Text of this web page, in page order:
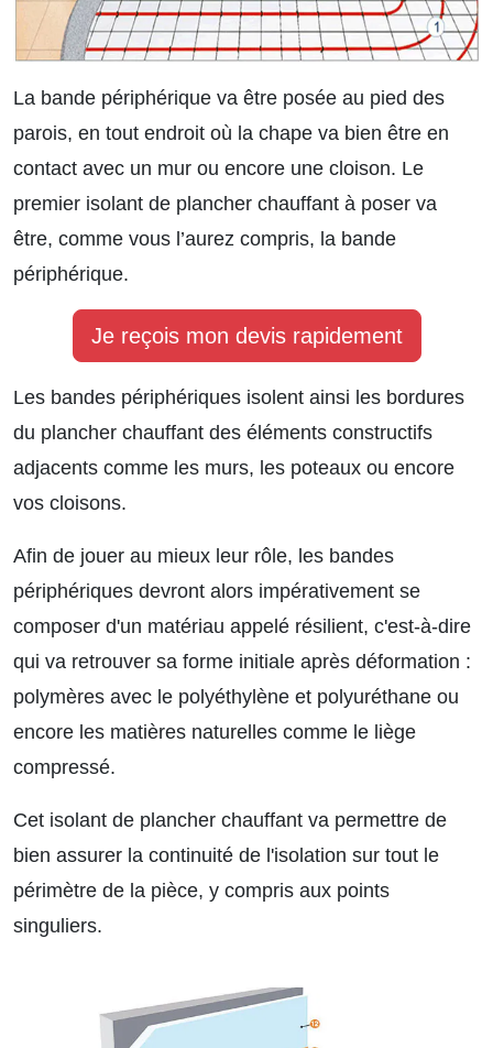
La bande périphérique va être posée au pied des
parois, en tout endroit où la chape va bien être en
contact avec un mur ou encore une cloison. Le
premier isolant de plancher chauffant à poser va
être, comme vous l’aurez compris, la bande
périphérique.
Je reçois mon devis rapidement
Les bandes périphériques isolent ainsi les bordures
du plancher chauffant des éléments constructifs
adjacents comme les murs, les poteaux ou encore
vos cloisons.
Afin de jouer au mieux leur rôle, les bandes
périphériques devront alors impérativement se
composer d'un matériau appelé résilient, c'est-à-dire
qui va retrouver sa forme initiale après déformation :
polymères avec le polyéthylène et polyuréthane ou
encore les matières naturelles comme le liège
compressé.
Cet isolant de plancher chauffant va permettre de
bien assurer la continuité de l'isolation sur tout le
périmètre de la pièce, y compris aux points
singuliers.